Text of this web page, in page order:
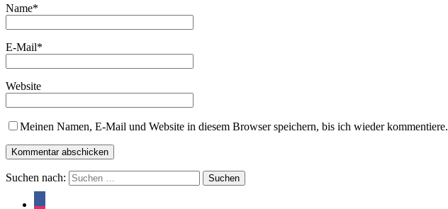
Name*
E-Mail*
Website
Meinen Namen, E-Mail und Website in diesem Browser speichern, bis ich wieder kommentiere.
Suchen nach: